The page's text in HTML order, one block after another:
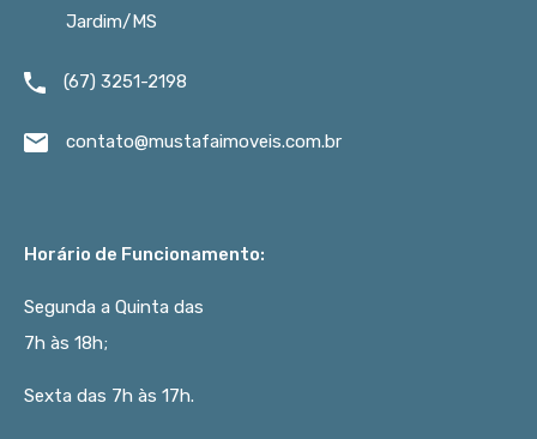
Jardim/MS
(67) 3251-2198
contato@mustafaimoveis.com.br
Horário de Funcionamento:
Segunda a Quinta das
7h às 18h;
Sexta das 7h às 17h.